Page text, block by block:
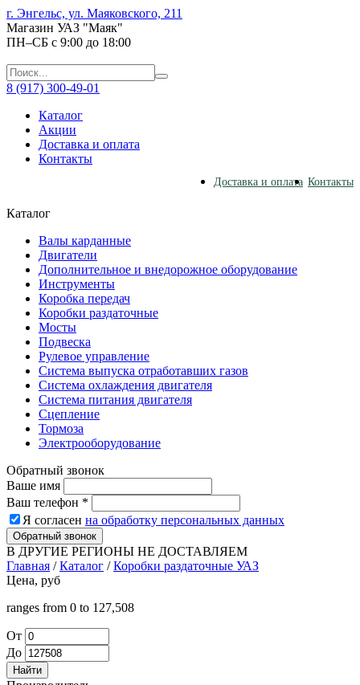
г. Энгельс, ул. Маяковского, 211
Магазин УАЗ "Маяк"
ПН–СБ с 9:00 до 18:00
8 (917) 300-49-01
Каталог
Акции
Доставка и оплата
Контакты
Доставка и оплата Контакты
Каталог
Валы карданные
Двигатели
Дополнительное и внедорожное оборудование
Инструменты
Коробка передач
Коробки раздаточные
Мосты
Подвеска
Рулевое управление
Система выпуска отработавших газов
Система охлаждения двигателя
Система питания двигателя
Сцепление
Тормоза
Электрооборудование
Обратный звонок
Ваше имя
Ваш телефон *
Я согласен на обработку персональных данных
Обратный звонок
В ДРУГИЕ РЕГИОНЫ НЕ ДОСТАВЛЯЕМ
Главная /Каталог /Коробки раздаточные УАЗ
Цена, руб
ranges from 0 to 127,508
От
До